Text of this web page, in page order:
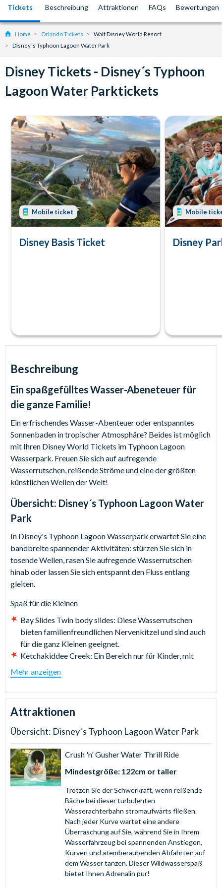
Tickets Beschreibung Attraktionen FAQs Bewertungen
Home Orlando Tickets
Walt Disney World Resort
Disney´s Typhoon Lagoon Water Park
Disney Tickets - Disney´s Typhoon
Lagoon Water Parktickets
Mobile ticket
Disney Basis Ticket
Mobile
Disney
Beschreibung
Ein spaßgefülltes Wasser-Abeneteuer für
die ganze Familie!
Ein erfrischendes Wasser-Abenteuer oder entspanntes
Sonnenbaden in tropischer Atmosphäre? Beides ist möglich
mit Ihren Disney World Tickets im Typhoon Lagoon
Wasserpark. Freuen Sie sich auf aufregende
Wasserrutschen, reißende Ströme und eine der größten
künstlichen Wellen der Welt!
Übersicht: Disney´s Typhoon Lagoon Water
Park
In Disney's Typhoon LagoonWasserpark erwartet Sie eine
bandbreite spannender Aktivitäten: stürzen Sie sich in
tosende Wellen, rasen Sie aufregende Wasserrutschen
hinab oder lassen Sie sich entspannt den Fluss entlang
gleiten.
Spaß für die Kleinen
Bay Slides Twin body slides: Diese Wasserrutschen
bieten familienfreundlichen Nervenkitzel und sind auch
für die ganz Kleinen geeignet.
Ketchakiddee Creek: Ein Bereich nur für Kinder, mit
kleinen Rutschen, Springbrunnen und Wasserfällen.
Castaway Creek: Schnappen Sie sich einen Reifen und
entspannen Sie auf diesem ruhigen Fluss, der sich durch
Humunga Kowabunga: Hören Sie Ihren eigenen Schrei,
wenn Sie 65 Meter den Mount Mayday hinunterstürzen.
Crush 'n' Gusher: Die aufregendste Wasser-Achterbahn
in Central Florida.
Mayday Falls: Wagen Sie sich auf die höchste
Wasserrutsche in Disney's Typhoon Lagoon.
Unterhaltung für die ganze Familie
Miss Adventure Falls: Steigen Sie an Bord und machen
Sie sich auf in die Gewässer, für Familienspaß auf dem
längsten Fahrgeschäft in der Geschichte von Disney
Wasserparks!
Mehr anzeigen
Attraktionen
Übersicht: Disney´s Typhoon Lagoon Water Park
Crush 'n' Gusher Water Thrill Ride
Mindestgröße: 122cm or taller
Trotzen Sie der Schwerkraft, wenn reißende
Bäche bei dieser turbulenten
Wasserachterbahn stromaufwärts fließen.
Nach jeder Kurve wartet eine andere
Überraschung auf Sie, während Sie in Ihrem
Wasserfahrzeug bei spannenden Anstiegen,
Kurven und atemberaubenden Abfahrten auf
dem Wasser tanzen. Dieser Wildwasserspaß
bietet Ihnen Adrenalin pur!